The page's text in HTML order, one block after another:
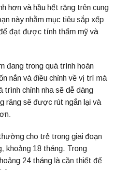
hơn và hầu hết răng trên cung
này nhằm mục tiêu sắp xếp
đạt được tính thẩm mỹ và
đang trong quá trình hoàn
nắn và điều chỉnh về vị trí mà
trình chỉnh nha sẽ dễ dàng
răng sẽ được rút ngắn lại và
cho trẻ trong giai đoạn
khoảng 18 tháng. Trong
24 tháng là cần thiết để